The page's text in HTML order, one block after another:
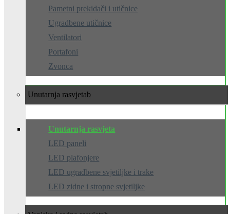
Pametni prekidači i utičnice
Ugradbene utičnice
Ventilatori
Portafoni
Zvonca
Unutarnja rasvjeta
Unutarnja rasvjeta
LED paneli
LED plafonjere
LED ugradbene svjetiljke i trake
LED zidne i stropne svjetiljke